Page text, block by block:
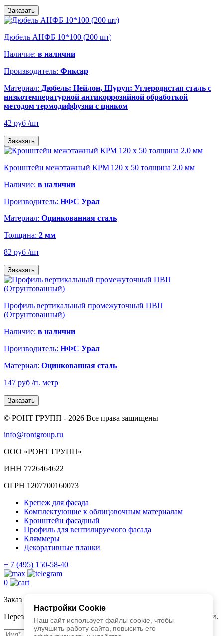
Заказать
Дюбель АНФБ 10*100 (200 шт)
Наличие: в наличии
Производитель: Фиксар
Материал: Дюбель: Нейлон, Шуруп: Углеродистая сталь с
низкотемпературной антикоррозийной обработкой
методом термодиффузии с цинком
42 руб /шт
Заказать
Кронштейн межэтажный КРМ 120 х 50 толщина 2,0 мм
Наличие: в наличии
Производитель: НФС Урал
Материал: Оцинкованная сталь
Толщина: 2 мм
82 руб /шт
Заказать
Профиль вертикальный промежуточный ПВП
(Огрунтованный)
Наличие: в наличии
Производитель: НФС Урал
Материал: Оцинкованная сталь
147 руб /п. метр
Заказать
© РОНТ ГРУПП - 2026 Все права защищены
info@rontgroup.ru
ООО «РОНТ ГРУПП»
ИНН 7726464622
ОГРН 1207700160073
Крепеж для фасада
Комплектующие к облицовочным материалам
Кронштейн фасадный
Профиль для вентилируемого фасада
Кляммеры
Декоративные планки
+ 7 (495) 150-58-40
0
Заказ звонка
Перезвоним в течении 15 минут для первичной консультации.
Настройки Cookie
Наш сайт использует файлы cookie, чтобы
улучшить работу сайта, повысить его